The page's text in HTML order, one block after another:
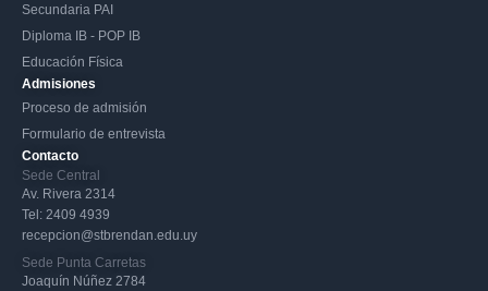
Secundaria PAI
Diploma IB - POP IB
Educación Física
Admisiones
Proceso de admisión
Formulario de entrevista
Contacto
Sede Central
Av. Rivera 2314
Tel: 2409 4939
recepcion@stbrendan.edu.uy
Sede Punta Carretas
Joaquín Núñez 2784